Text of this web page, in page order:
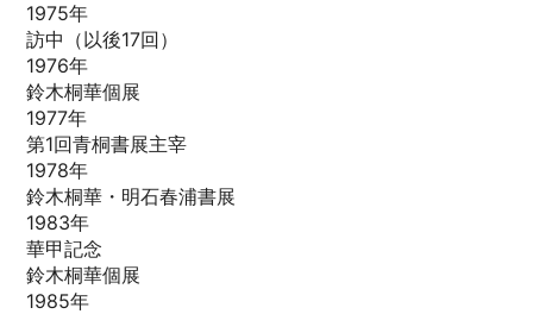
1975年
訪中（以後17回）
1976年
鈴木桐華個展
1977年
第1回青桐書展主宰
1978年
鈴木桐華・明石春浦書展
1983年
華甲記念
鈴木桐華個展
1985年